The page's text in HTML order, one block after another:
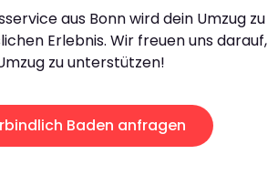
aus Bonn wird dein Umzug zu
Erlebnis. Wir freuen uns darauf,
zu unterstützen!
Baden anfragen